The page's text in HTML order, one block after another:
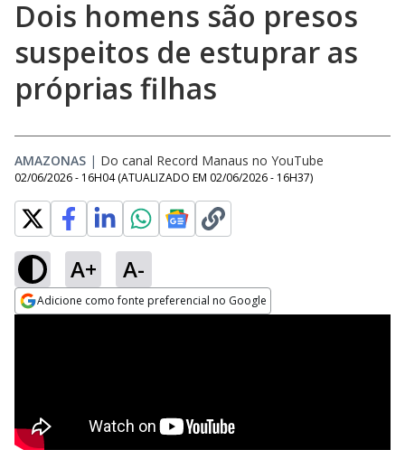
Dois homens são presos
suspeitos de estuprar as
próprias filhas
AMAZONAS | Do canal Record Manaus no YouTube
02/06/2026 - 16H04 (ATUALIZADO EM 02/06/2026 - 16H37)
A+ A-
Adicione como fonte preferencial no Google